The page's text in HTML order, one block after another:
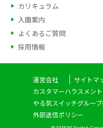
カリキュラム
入園案内
よくあるご質問
採用情報
運営会社 サイトマ
カスタマーハラスメン
やる気スイッチグルー
外部送信ポリシー